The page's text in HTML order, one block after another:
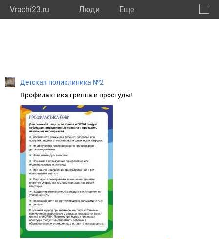
Vrachi23.ru Люди Eще
Детская поликлиника №2
Профилактика гриппа и простуды!